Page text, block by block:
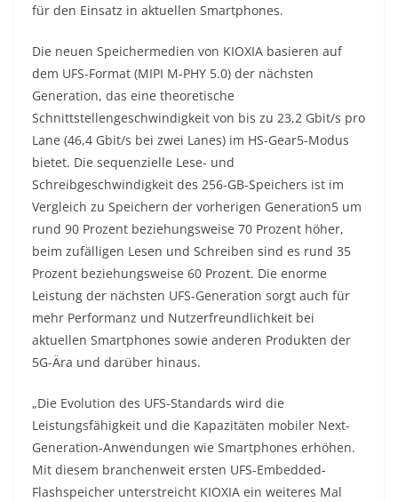
für den Einsatz in aktuellen Smartphones.
Die neuen Speichermedien von KIOXIA basieren auf
dem UFS-Format (MIPI M-PHY 5.0) der nächsten
Generation, das eine theoretische
Schnittstellengeschwindigkeit von bis zu 23,2 Gbit/s pro
Lane (46,4 Gbit/s bei zwei Lanes) im HS-Gear5-Modus
bietet. Die sequenzielle Lese- und
Schreibgeschwindigkeit des 256-GB-Speichers ist im
Vergleich zu Speichern der vorherigen Generation5 um
rund 90 Prozent beziehungsweise 70 Prozent höher,
beim zufälligen Lesen und Schreiben sind es rund 35
Prozent beziehungsweise 60 Prozent. Die enorme
Leistung der nächsten UFS-Generation sorgt auch für
mehr Performanz und Nutzerfreundlichkeit bei
aktuellen Smartphones sowie anderen Produkten der
5G-Ära und darüber hinaus.
„Die Evolution des UFS-Standards wird die
Leistungsfähigkeit und die Kapazitäten mobiler Next-
Generation-Anwendungen wie Smartphones erhöhen.
Mit diesem branchenweit ersten UFS-Embedded-
Flashspeicher unterstreicht KIOXIA ein weiteres Mal